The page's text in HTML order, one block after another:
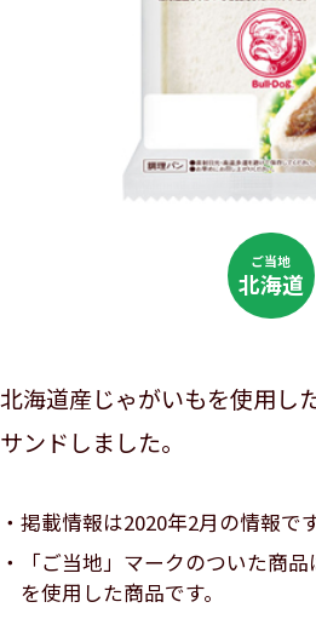
ご当地
北海道
北海道産じゃがいもを使用し
サンドしました。
掲載情報は2020年2月の情報です
「ご当地」マークのついた商
を使用した商品です。